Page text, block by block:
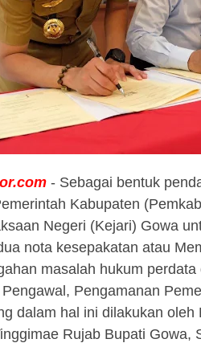
- Sebagai bentuk
Kabupaten
Negeri (Kejari) Gowa
nota kesepakatan atau
masalah hukum
Pengamanan
dalam hal ini dilakukan
Rujab Bupati Gowa,